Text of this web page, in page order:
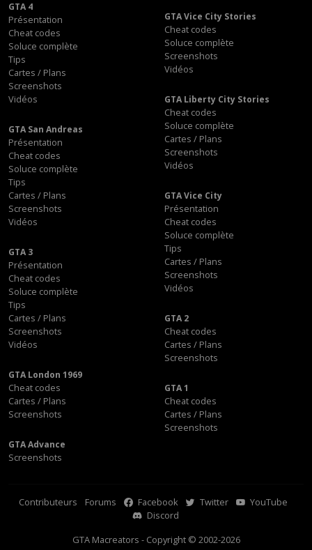
GTA 4
Présentation
Cheat codes
Soluce complète
Tips
Cartes / Plans
Screenshots
Vidéos
GTA Vice City Stories
Cheat codes
Soluce complète
Screenshots
Vidéos
GTA Liberty City Stories
Cheat codes
Soluce complète
Cartes / Plans
Screenshots
Vidéos
GTA San Andreas
Présentation
Cheat codes
Soluce complète
Tips
Cartes / Plans
Screenshots
Vidéos
GTA Vice City
Présentation
Cheat codes
Soluce complète
Tips
Cartes / Plans
Screenshots
Vidéos
GTA 3
Présentation
Cheat codes
Soluce complète
Tips
Cartes / Plans
Screenshots
Vidéos
GTA 2
Cheat codes
Cartes / Plans
Screenshots
GTA London 1969
Cheat codes
Cartes / Plans
Screenshots
GTA 1
Cheat codes
Cartes / Plans
Screenshots
GTA Advance
Screenshots
Contributeurs Forums Facebook Twitter
YouTube
Discord
GTA Macreators - Copyright © 2002-2026